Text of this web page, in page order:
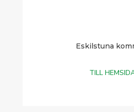
Eskilstuna
TILL